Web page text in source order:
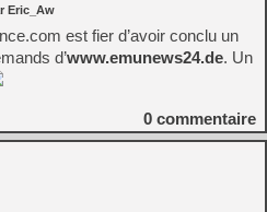
Eric_Aw
est fier d’avoir conclu un
d’www.emunews24.de. Un
0 commentaire